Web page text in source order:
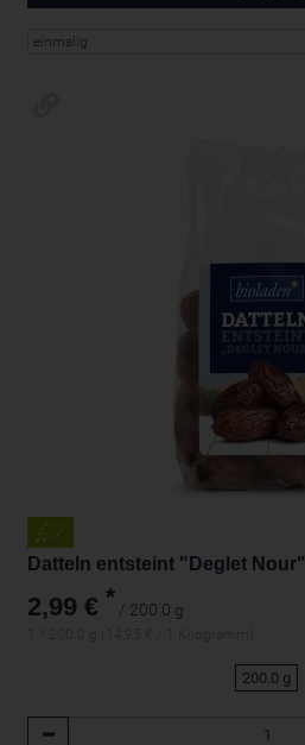
Datteln entsteint "Deglet Nour"
2,99 € * / 200.0 g
200.0 g